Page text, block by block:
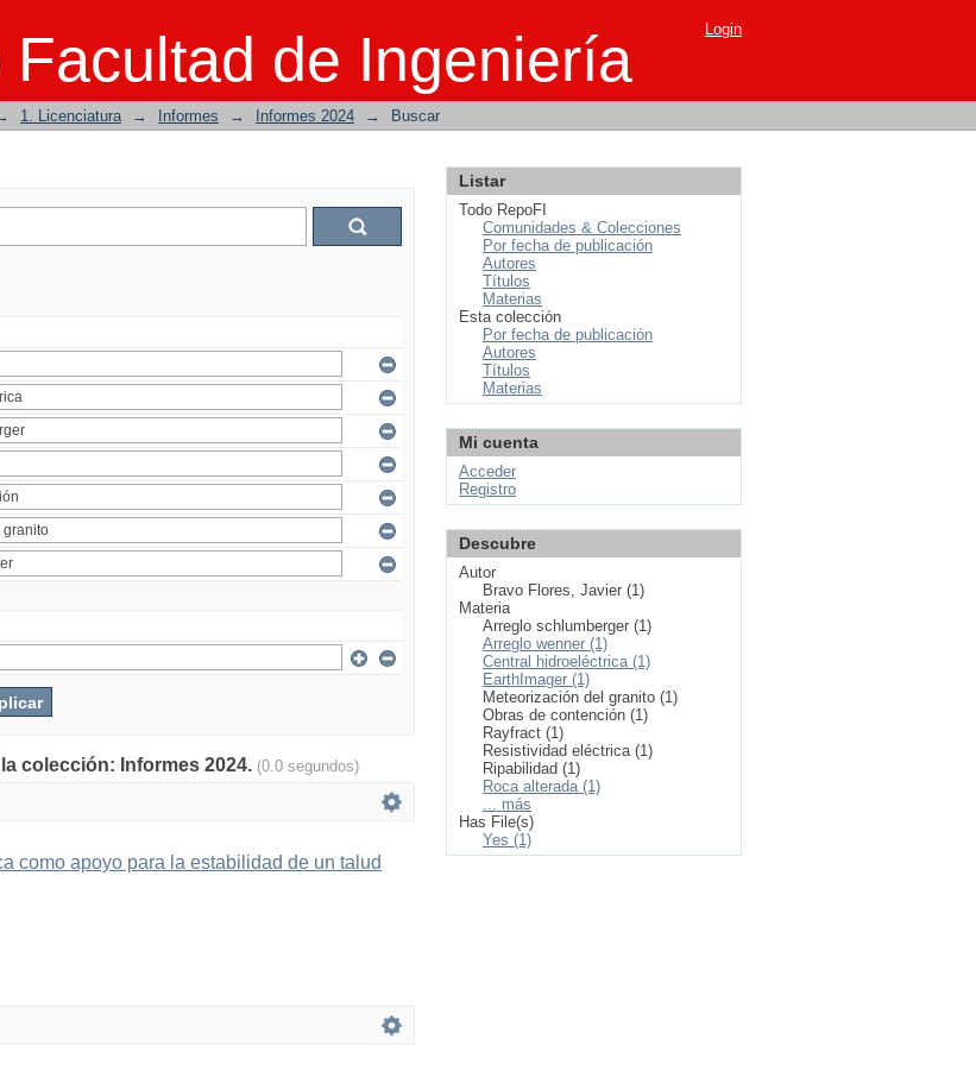
Facultad de Ingeniería Login
1. Licenciatura → Informes → Informes 2024 → Buscar
colección: Informes 2024. (0.0 segundos)
como apoyo para la estabilidad de un talud
Listar
Todo RepoFI
Comunidades & Colecciones
Por fecha de publicación
Autores
Títulos
Materias
Esta colección
Por fecha de publicación
Autores
Títulos
Materias
Mi cuenta
Acceder
Registro
Descubre
Autor
Bravo Flores, Javier (1)
Materia
Arreglo schlumberger (1)
Arreglo wenner (1)
Central hidroeléctrica (1)
EarthImager (1)
Meteorización del granito (1)
Obras de contención (1)
Rayfract (1)
Resistividad eléctrica (1)
Ripabilidad (1)
Roca alterada (1)
... más
Has File(s)
Yes (1)